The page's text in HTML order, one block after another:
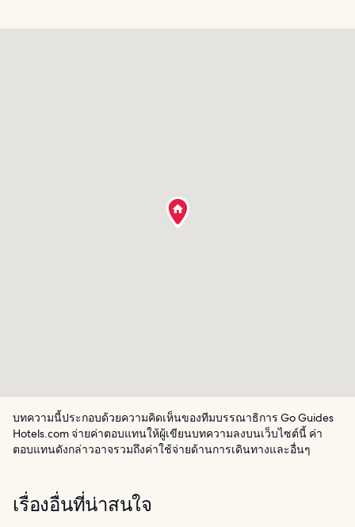
บทความนี้ประกอบด้วยความคิดเห็นของทีมบรรณาธิการ Go Guides
Hotels.com จ่ายค่าตอบแทนให้ผู้เขียนบทความลงบนเว็บไซต์นี้ ค่า
ตอบแทนดังกล่าวอาจรวมถึงค่าใช้จ่ายด้านการเดินทางและอื่นๆ
เรื่องอื่นที่น่าสนใจ